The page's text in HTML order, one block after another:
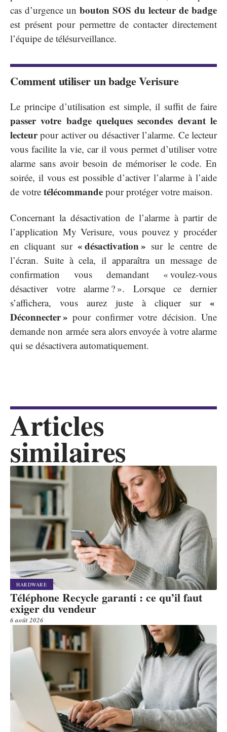
cas d’urgence un bouton SOS du lecteur de badge
est présent pour permettre de contacter directement
l’équipe de télésurveillance.
Comment utiliser un badge Verisure
Le principe d’utilisation est simple, il suffit de faire
passer votre badge quelques secondes devant le
lecteurpour activer ou désactiver l’alarme. Ce lecteur
vous facilite la vie, car il vous permet d’utiliser votre
alarme sans avoir besoin de mémoriser le code. En
soirée, il vous est possible d’activer l’alarme à l’aide
de votre télécommande pour protéger votre maison.
Concernant la désactivation de l’alarme à partir de
l’application My Verisure, vous pouvez y procéder
en cliquant sur « désactivation » sur le centre de
l’écran. Suite à cela, il apparaîtra un message de
confirmation vous demandant « voulez-vous
désactiver votre alarme ? ». Lorsque ce dernier
s’affichera, vous aurez juste à cliquer sur «
Déconnecter » pour confirmer votre décision. Une
demande non armée sera alors envoyée à votre alarme
qui se désactivera automatiquement.
Articles
similaires
HARDWARE
Téléphone Recycle garanti : ce qu’il faut
exiger du vendeur
6 août 2026